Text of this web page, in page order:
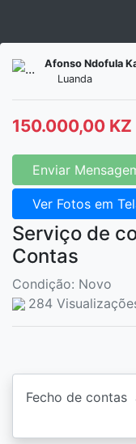
Afonso Ndofula
Luanda
150.000,00 KZ
Enviar
Ver Fotos em
Serviço de
Contas
Condição: Novo
284